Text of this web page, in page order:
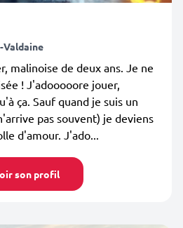
Valdaine
malinoise de deux ans. Je ne
! J'adooooore jouer,
ça. Sauf quand je suis un
pas souvent) je deviens
d'amour. J'ado...
son profil